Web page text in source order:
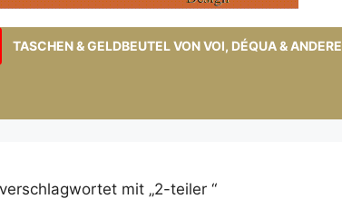
TASCHEN & GELDBEUTEL VON VOI, DÉQUA & ANDERE
mit „2-teiler “